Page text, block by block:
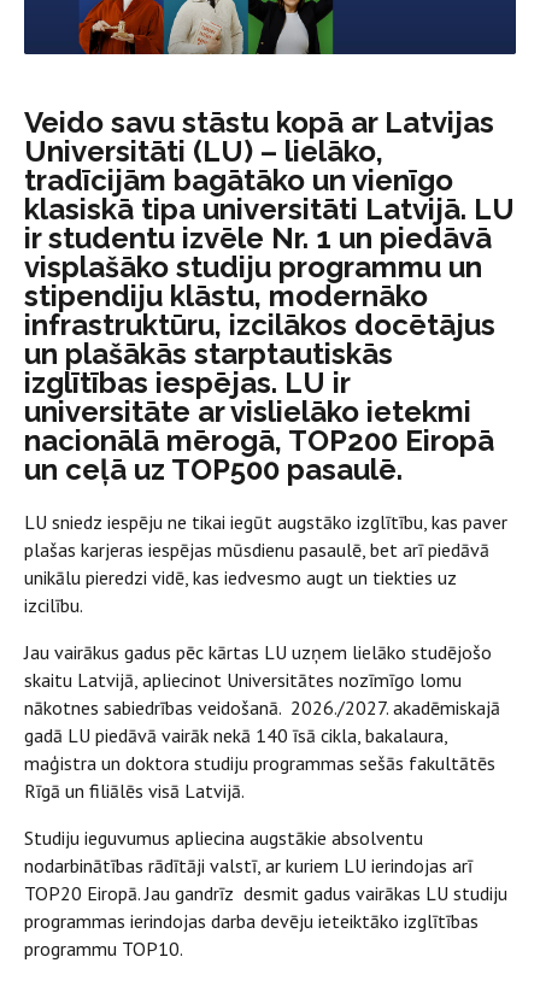
Veido savu stāstu kopā ar Latvijas
Universitāti (LU) – lielāko,
tradīcijām bagātāko un vienīgo
klasiskā tipa universitāti Latvijā. LU
ir studentu izvēle Nr. 1 un piedāvā
visplašāko studiju programmu un
stipendiju klāstu, modernāko
infrastruktūru, izcilākos docētājus
un plašākās starptautiskās
izglītības iespējas. LU ir
universitāte ar vislielāko ietekmi
nacionālā mērogā, TOP200 Eiropā
un ceļā uz TOP500 pasaulē.
LU sniedz iespēju ne tikai iegūt augstāko izglītību, kas paver
plašas karjeras iespējas mūsdienu pasaulē, bet arī piedāvā
unikālu pieredzi vidē, kas iedvesmo augt un tiekties uz
izcilību.
Jau vairākus gadus pēc kārtas LU uzņem lielāko studējošo
skaitu Latvijā, apliecinot Universitātes nozīmīgo lomu
nākotnes sabiedrības veidošanā. 2026./2027. akadēmiskajā
gadā LU piedāvā vairāk nekā 140 īsā cikla, bakalaura,
maģistra un doktora studiju programmas sešās fakultātēs
Rīgā un filiālēs visā Latvijā.
Studiju ieguvumus apliecina augstākie absolventu
nodarbinātības rādītāji valstī, ar kuriem LU ierindojas arī
TOP20 Eiropā. Jau gandrīz desmit gadus vairākas LU studiju
programmas ierindojas darba devēju ieteiktāko izglītības
programmu TOP10.